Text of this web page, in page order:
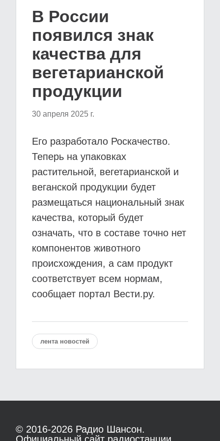
В России
появился знак
качества для
вегетарианской
продукции
30 апреля 2025 г.
Его разработало Роскачество.
Теперь на упаковках
растительной, вегетарианской и
веганской продукции будет
размещаться национальный знак
качества, который будет
означать, что в составе точно нет
компонентов животного
происхождения, а сам продукт
соответствует всем нормам,
сообщает портал Вести.ру.
лента новостей
© 2016-2026 Радио Шансон.